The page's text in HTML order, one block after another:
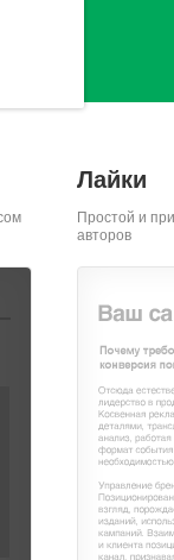
Лайки
Простой и
авторов